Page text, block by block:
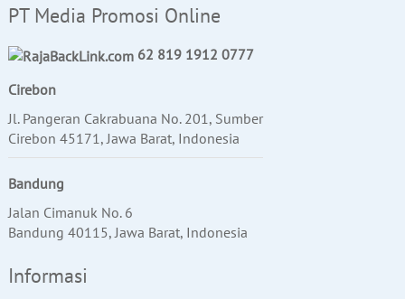
PT Media Promosi Online
62 819 1912 0777
Cirebon
Jl. Pangeran Cakrabuana No. 201, Sumber
Cirebon 45171, Jawa Barat, Indonesia
Bandung
Jalan Cimanuk No. 6
Bandung 40115, Jawa Barat, Indonesia
Informasi